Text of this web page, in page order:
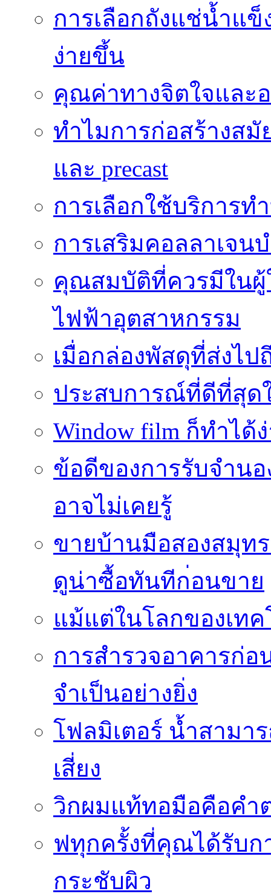
การเลือกถังแช่น้ำแ
ง่ายขึ้น
คุณค่าทางจิตใจและ
ทำไมการก่อสร้างสมั
และ precast
การเลือกใช้บริการ
การเสริมคอลลาเจน
คุณสมบัติที่ควรมีในผู้
ไฟฟ้าอุตสาหกรรม
เมื่อกล่องพัสดุที่ส่งไ
ประสบการณ์ที่ดีที่สุดใ
Window film ก็ทำได้
ข้อดีของการรับจำน
อาจไม่เคยรู้
ขายบ้านมือสองสมุท
ดูน่าซื้อทันทีก่อนขาย
แม้แต่ในโลกของเทค
การสำรวจอาคารก่อ
จำเป็นอย่างยิ่ง
โฟลมิเตอร์ น้ำสามา
เสี่ยง
วิกผมแท้ทอมือคือคำ
ฟทุกครั้งที่คุณได้รับก
กระชับผิว